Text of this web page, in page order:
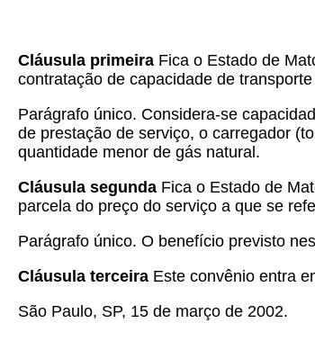
Cláusula primeira Fica o Estado de
contratação de capacidade de
Parágrafo único. Considera-se
de prestação de serviço, o carregador
quantidade menor de gás natural.
Cláusula segunda Fica o Estado de
parcela do preço do serviço a que se
Parágrafo único. O benefício previsto
Cláusula terceira Este convênio entra
São Paulo, SP, 15 de março de 2002.